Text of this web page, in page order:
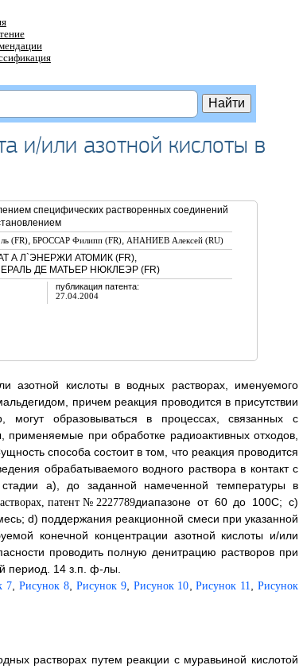
и/или азотной кислоты в
специфических растворенных соединений
(FR), БРОССАР Филипп (FR), АНАНИЕВ Алексей (RU)
А Л`ЭНЕРЖИ АТОМИК (FR),
ДЕ МАТЬЕР НЮКЛЕЭР (FR)
публикация патента:
27.04.2004
азотной кислоты в водных растворах, именуемого
причем реакция проводится в присутствии
могут образовываться в процессах, связанных с
применяемые при обработке радиоактивных отходов,
способа состоит в том, что реакция проводится
обрабатываемого водного раствора в контакт с
а), до заданной намеченной температуры в
диапазоне от 60 до 100С; с)
d) поддержания реакционной смеси при указанной
конечной концентрации азотной кислоты и/или
проводить полную денитрацию растворов при
период. 14 з.п. ф-лы.
7 ,Рисунок 8 Рисунок 9, Рисунок 10 ,Рисунок 11 ,Рисунок
растворах путем реакции с муравьиной кислотой